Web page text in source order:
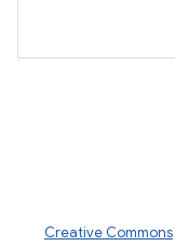
Creative Commons